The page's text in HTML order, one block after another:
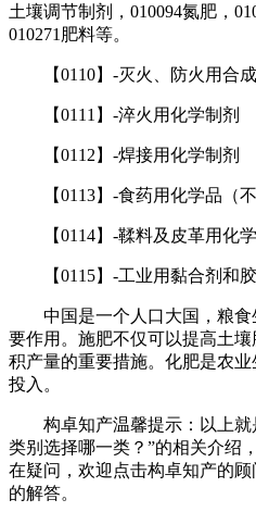
土壤调节制剂，010094氮肥，
010271肥料等。
【0110】-灭火、防火用合
【0111】-淬火用化学制剂
【0112】-焊接用化学制剂
【0113】-食药用化学品（不
【0114】-鞣料及皮革用化
【0115】-工业用黏合剂和胶
中国是一个人口大国，粮食
要作用。施肥不仅可以提高土
积产量的重要措施。化肥是农
投入。
构卓知产温馨提示：以上就
类别选择哪一类？”的相关介绍
在疑问，欢迎点击构卓知产的
的解答。